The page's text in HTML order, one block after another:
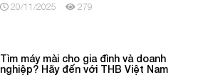
20/11/2025 279
Tìm máy mài cho gia đình và doanh
nghiệp? Hãy đến với THB Việt Nam